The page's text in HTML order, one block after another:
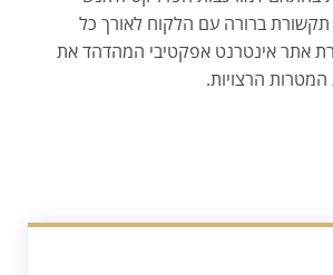
ברורה עם הלקוח לאורך כל
אתר אינטרנט אפקטיבי המהדהד את
הרצויות.